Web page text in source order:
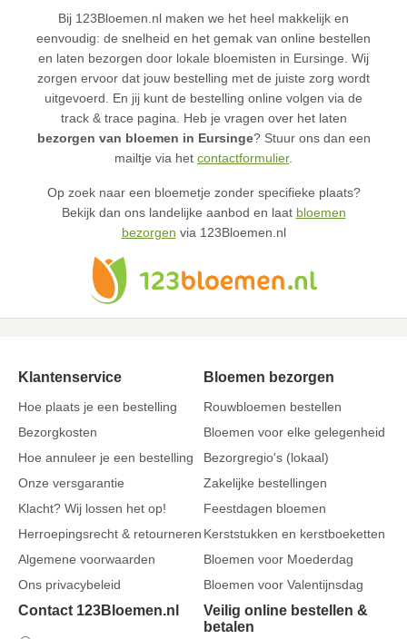
Bij 123Bloemen.nl maken we het heel makkelijk en
eenvoudig: de snelheid en het gemak van online bestellen
en laten bezorgen door lokale bloemisten in Eursinge. Wij
zorgen ervoor dat jouw bestelling met de juiste zorg wordt
uitgevoerd. En jij kunt de bestelling online volgen via de
track & trace pagina. Heb je vragen over het laten
bezorgen van bloemen in Eursinge? Stuur ons dan een
mailtje via het contactformulier.
Op zoek naar een bloemetje zonder specifieke plaats?
Bekijk dan ons landelijke aanbod en laat bloemen
bezorgen via 123Bloemen.nl
Klantenservice
Hoe plaats je een bestelling
Bezorgkosten
Hoe annuleer je een bestelling
Onze versgarantie
Klacht? Wij lossen het op!
Herroepingsrecht & retourneren
Algemene voorwaarden
Ons privacybeleid
Bloemen bezorgen
Rouwbloemen bestellen
Bloemen voor elke gelegenheid
Bezorgregio's (lokaal)
Zakelijke bestellingen
Feestdagen bloemen
Kerststukken en kerstboeketten
Bloemen voor Moederdag
Bloemen voor Valentijnsdag
Contact 123Bloemen.nl
Veilig online bestellen &
betalen